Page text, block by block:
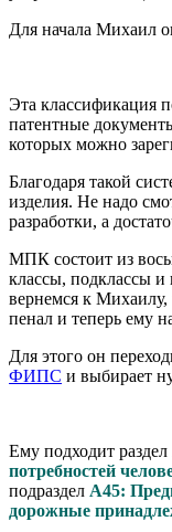
Для начала Михаил
Эта классификация
патентные
которых можно
Благодаря такой
изделия. Не надо
разработки, а
МПК состоит из
классы, подклассы
вернемся к Михаилу,
пенал и теперь ему
Для этого он
ФИПС и выбирает
Ему подходит раздел
потребностей
подраздел А45:
дорожные